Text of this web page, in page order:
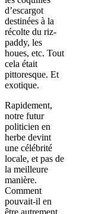
d’escargot
destinées à la
récolte du riz-
paddy, les
houes, etc. Tout
cela était
pittoresque. Et
exotique.
Rapidement,
notre futur
politicien en
herbe devint
une célébrité
locale, et pas de
la meilleure
manière.
Comment
pouvait-il en
être autrement,